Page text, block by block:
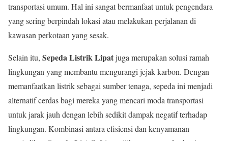
transportasi umum. Hal ini sangat bermanfaat untuk pengendara
yang sering berpindah lokasi atau melakukan perjalanan di
kawasan perkotaan yang sesak.
Selain itu, Sepeda Listrik Lipatjuga merupakan solusi ramah
lingkungan yang membantu mengurangi jejak karbon. Dengan
memanfaatkan listrik sebagai sumber tenaga, sepeda ini menjadi
alternatif cerdas bagi mereka yang mencari moda transportasi
untuk jarak jauh dengan lebih sedikit dampak negatif terhadap
lingkungan. Kombinasi antara efisiensi dan kenyamanan